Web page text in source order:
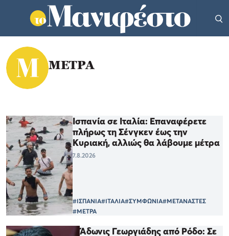
ΜΕΤΡΑ
Ισπανία σε Ιταλία: Επαναφέρετε
πλήρως τη Σένγκεν έως την
Κυριακή, αλλιώς θα λάβουμε μέτρα
7.8.2026
#ΙΣΠΑΝΙΑ#ΙΤΑΛΙΑ#ΣΥΜΦΩΝΙΑ#ΜΕΤΑΝΑΣΤΕΣ
#ΜΕΤΡΑ
Άδωνις Γεωργιάδης από Ρόδο: Σε